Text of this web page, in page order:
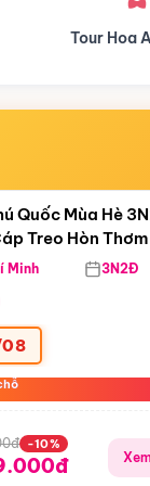
Du lịch
00:11:04
Treo Hòn Thơm
Quốc Mùa Hè
Treo Hòn
Viên Nước
Minh 3N2Đ
-10%